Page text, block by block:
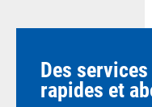
Des
rapides et